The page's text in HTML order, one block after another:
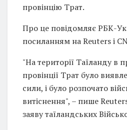
провінцію Трат.
Про це повідомляє РБК-
посиланням на Reuters і
"На території Таїланду в
провінції Трат було
сили, і було розпочато
витіснення", – пише
заяву таїландських